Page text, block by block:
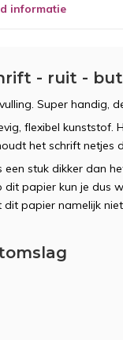
informatie
- ruit -
Super handig,
flexibel kunststof.
het schrift netjes
stuk dikker dan
papier kun je dus
papier namelijk